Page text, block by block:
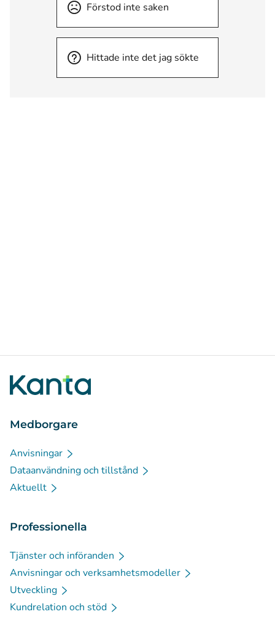
Förstod inte saken
Hittade inte det jag sökte
Medborgare
Anvisningar
Dataanvändning och tillstånd
Aktuellt
Professionella
Tjänster och införanden
Anvisningar och verksamhetsmodeller
Utveckling
Kundrelation och stöd